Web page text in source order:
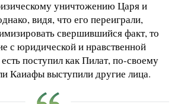
уничтожению Царя и
видя, что его переиграли,
свершившийся факт, то
с юридической и нравственной
поступил как Пилат, по-своему
Каиафы выступили другие лица.